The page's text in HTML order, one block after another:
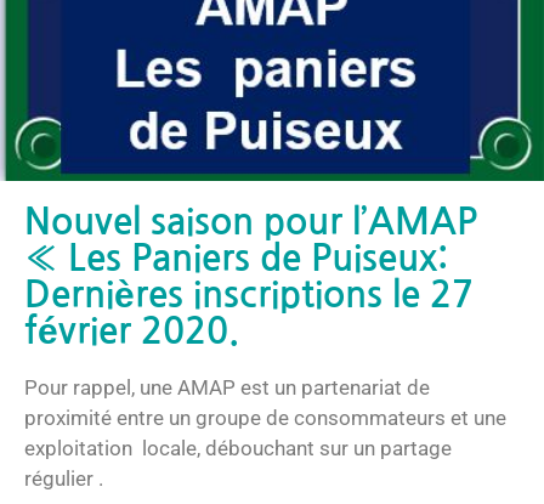
Nouvel saison pour l’AMAP
« Les Paniers de Puiseux:
Dernières inscriptions le 27
février 2020.
Pour rappel, une AMAP est un partenariat de
proximité entre un groupe de consommateurs et une
exploitation locale, débouchant sur un partage
régulier .